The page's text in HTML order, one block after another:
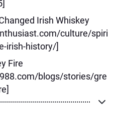
Irish Whiskey
culture/spiri
irish-history/]
Fire
blogs/stories/gre